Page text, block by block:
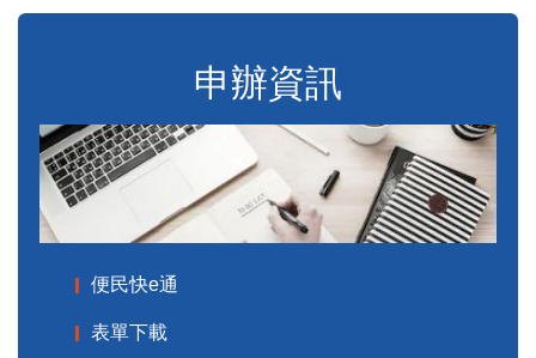
申辦資訊
便民快e通
表單下載